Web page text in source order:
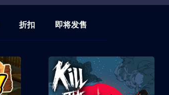
折扣 即将发售